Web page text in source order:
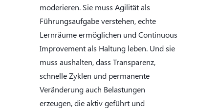
moderieren. Sie muss Agilität als
Führungsaufgabe verstehen, echte
Lernräume ermöglichen und Continuous
Improvement als Haltung leben. Und sie
muss aushalten, dass Transparenz,
schnelle Zyklen und permanente
Veränderung auch Belastungen
erzeugen, die aktiv geführt und